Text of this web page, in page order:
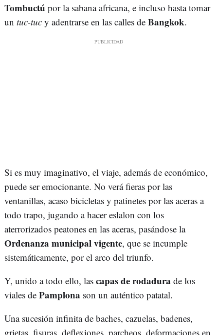
Tombuctú por la sabana africana, e incluso hasta tomar
un tuc-tuc y adentrarse en las calles de Bangkok.
Si es muy imaginativo, el viaje, además de económico,
puede ser emocionante. No verá fieras por las
ventanillas, acaso bicicletas y patinetes por las aceras a
todo trapo, jugando a hacer eslalon con los
aterrorizados peatones en las aceras, pasándose la
Ordenanza municipal vigente, que se incumple
sistemáticamente, por el arco del triunfo.
Y, unido a todo ello, las capas de rodadura de los
viales de Pamplona son un auténtico patatal.
Una sucesión infinita de baches, cazuelas, badenes,
grietas, fisuras, deflexiones, parcheos, deformaciones en